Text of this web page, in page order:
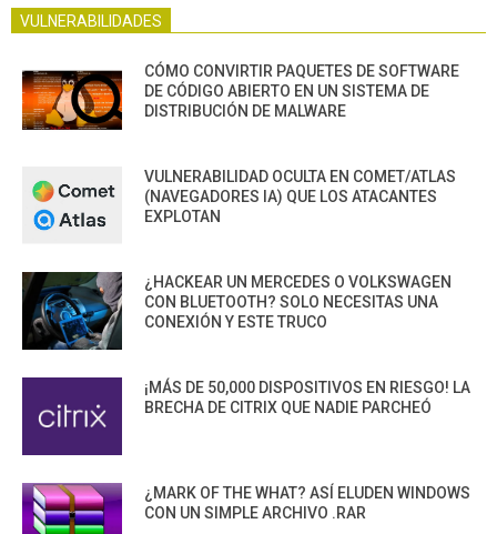
VULNERABILIDADES
CÓMO CONVIRTIR PAQUETES DE SOFTWARE
DE CÓDIGO ABIERTO EN UN SISTEMA DE
DISTRIBUCIÓN DE MALWARE
VULNERABILIDAD OCULTA EN COMET/ATLAS
(NAVEGADORES IA) QUE LOS ATACANTES
EXPLOTAN
¿HACKEAR UN MERCEDES O VOLKSWAGEN
CON BLUETOOTH? SOLO NECESITAS UNA
CONEXIÓN Y ESTE TRUCO
¡MÁS DE 50,000 DISPOSITIVOS EN RIESGO! LA
BRECHA DE CITRIX QUE NADIE PARCHEÓ
¿MARK OF THE WHAT? ASÍ ELUDEN WINDOWS
CON UN SIMPLE ARCHIVO .RAR